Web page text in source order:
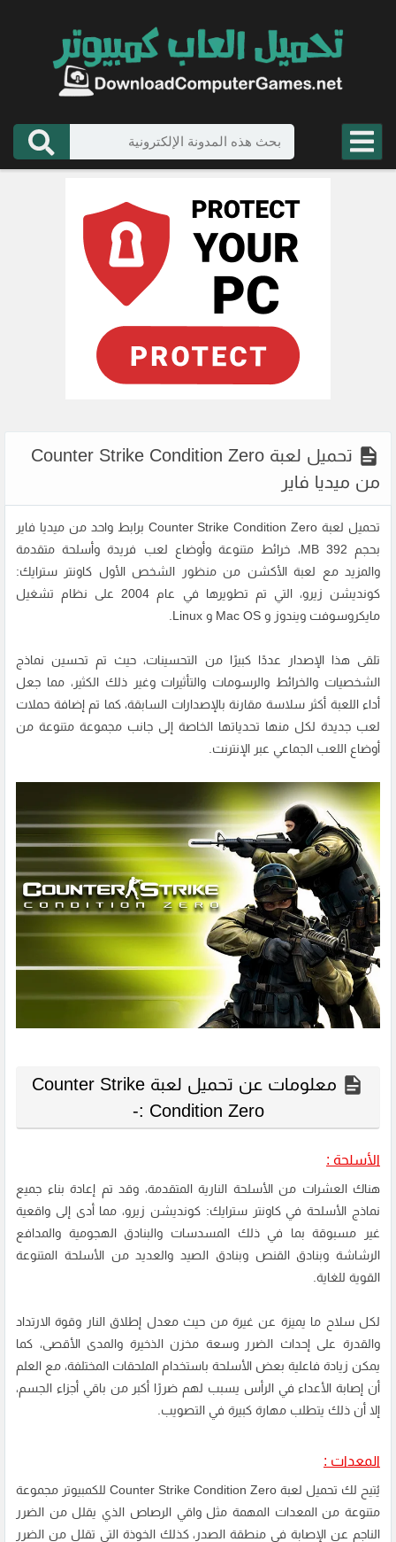
تحميل لعبة Counter Strike Condition Zero
من ميديا فاير
تحميل لعبة Counter Strike Condition Zero برابط واحد من ميديا فاير
بحجم 392 MB، خرائط متنوعة وأوضاع لعب فريدة وأسلحة متقدمة
والمزيد مع لعبة الأكشن من منظور الشخص الأول كاونتر سترايك:
كونديشن زيرو، التي تم تطويرها في عام 2004 على نظام تشغيل
مايكروسوفت ويندوز و Mac OS و Linux.
تلقى هذا الإصدار عددًا كبيرًا من التحسينات، حيث تم تحسين نماذج
الشخصيات والخرائط والرسومات والتأثيرات وغير ذلك الكثير، مما جعل
أداء اللعبة أكثر سلاسة مقارنة بالإصدارات السابقة، كما تم إضافة حملات
لعب جديدة لكل منها تحدياتها الخاصة إلى جانب مجموعة متنوعة من
أوضاع اللعب الجماعي عبر الإنترنت.
معلومات عن تحميل لعبة Counter Strike
Condition Zero :-
الأسلحة :
هناك العشرات من الأسلحة النارية المتقدمة، وقد تم إعادة بناء جميع
نماذج الأسلحة في كاونتر سترايك: كونديشن زيرو، مما أدى إلى واقعية
غير مسبوقة بما في ذلك المسدسات والبنادق الهجومية والمدافع
الرشاشة وبنادق القنص وبنادق الصيد والعديد من الأسلحة المتنوعة
القوية للغاية.
لكل سلاح ما يميزة عن غيرة من حيث معدل إطلاق النار وقوة الارتداد
والقدرة على إحداث الضرر وسعة مخزن الذخيرة والمدى الأقصى، كما
يمكن زيادة فاعلية بعض الأسلحة باستخدام الملحقات المختلفة، مع العلم
أن إصابة الأعداء في الرأس يسبب لهم ضررًا أكبر من باقي أجزاء الجسم،
إلا أن ذلك يتطلب مهارة كبيرة في التصويب.
المعدات :
يُتيح لك تحميل لعبة Counter Strike Condition Zero للكمبيوتر مجموعة
متنوعة من المعدات المهمة مثل واقي الرصاص الذي يقلل من الضرر
الناجم عن الإصابة في منطقة الصدر، كذلك الخوذة التي تقلل من الضرر